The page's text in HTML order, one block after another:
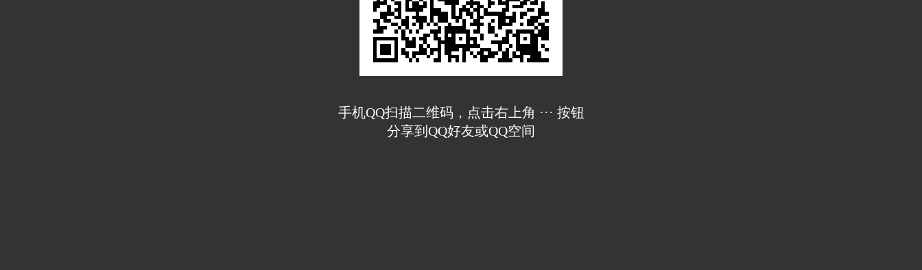
手机QQ扫描二维码，点击右上角 ··· 按钮
分享到QQ好友或QQ空间